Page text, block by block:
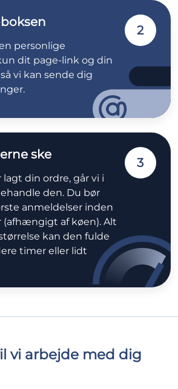
personlige
dit page-link og din
vi kan sende dig
2
ske
lagt din ordre, går vi i
den. Du bør
anmeldelser inden
(afhængigt af køen). Alt
kan den fulde
timer eller lidt
3
vi arbejde med dig